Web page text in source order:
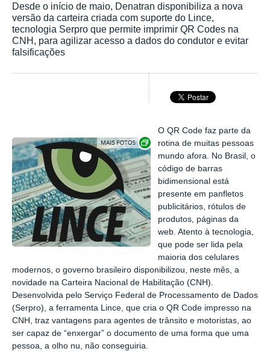
Desde o início de maio, Denatran disponibiliza a nova
versão da carteira criada com suporte do Lince,
tecnologia Serpro que permite imprimir QR Codes na
CNH, para agilizar acesso a dados do condutor e evitar
falsificações
Exibir carrossel de imagens
O QR Code faz parte da
rotina de muitas pessoas
mundo afora. No Brasil, o
código de barras
bidimensional está
presente em panfletos
publicitários, rótulos de
produtos, páginas da
web. Atento à tecnologia,
que pode ser lida pela
maioria dos celulares
modernos, o governo brasileiro disponibilizou, neste mês, a
novidade na Carteira Nacional de Habilitação (CNH).
Desenvolvida pelo Serviço Federal de Processamento de Dados
(Serpro), a ferramenta Lince, que cria o QR Code impresso na
CNH, traz vantagens para agentes de trânsito e motoristas, ao
ser capaz de “enxergar” o documento de uma forma que uma
pessoa, a olho nu, não conseguiria.